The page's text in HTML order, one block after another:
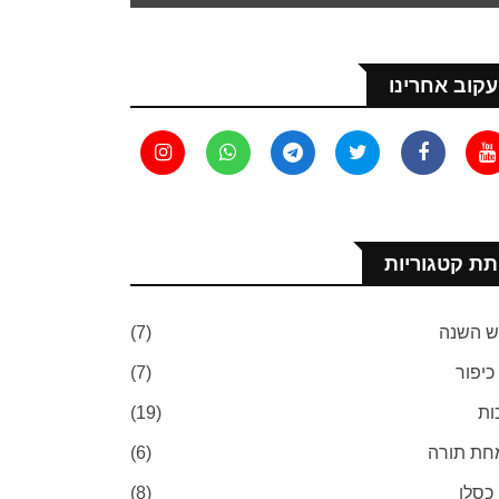
עקוב אחרינו
תת קטגוריות
השנה (7)
כיפור (7)
(19)
תורה (6)
כסלו (8)